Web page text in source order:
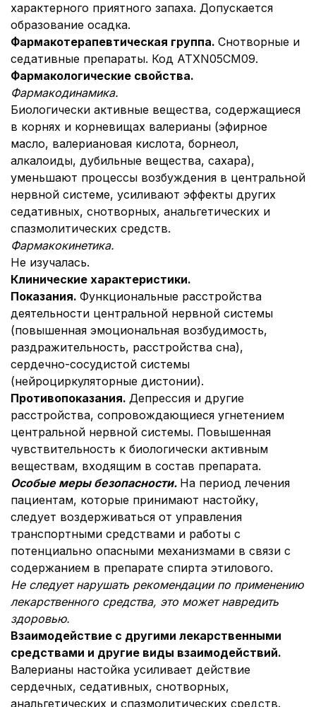
характерного приятного запаха. Допускается
образование осадка.
Фармакотерапевтическая группа. Снотворные и
седативные препараты. Код АТХN05CM09.
Фармакологические свойства.
Фармакодинамика.
Биологически активные вещества, содержащиеся
в корнях и корневищах валерианы (эфирное
масло, валериановая кислота, борнеол,
алкалоиды, дубильные вещества, сахара),
уменьшают процессы возбуждения в центральной
нервной системе, усиливают эффекты других
седативных, снотворных, анальгетических и
спазмолитических средств.
Фармакокинетика.
Не изучалась.
Клинические характеристики.
Показания. Функциональные расстройства
деятельности центральной нервной системы
(повышенная эмоциональная возбудимость,
раздражительность, расстройства сна),
сердечно-сосудистой системы
(нейроциркуляторные дистонии).
Противопоказания. Депрессия и другие
расстройства, сопровождающиеся угнетением
центральной нервной системы. Повышенная
чувствительность к биологически активным
веществам, входящим в состав препарата.
Особые меры безопасности. На период лечения
пациентам, которые принимают настойку,
следует воздерживаться от управления
транспортными средствами и работы с
потенциально опасными механизмами в связи с
содержанием в препарате спирта этилового.
Не следует нарушать рекомендации по применению
лекарственного средства, это может навредить
здоровью.
Взаимодействие с другими лекарственными
средствами и другие виды взаимодействий.
Валерианы настойка усиливает действие
сердечных, седативных, снотворных,
анальгетических и спазмолитических средств.